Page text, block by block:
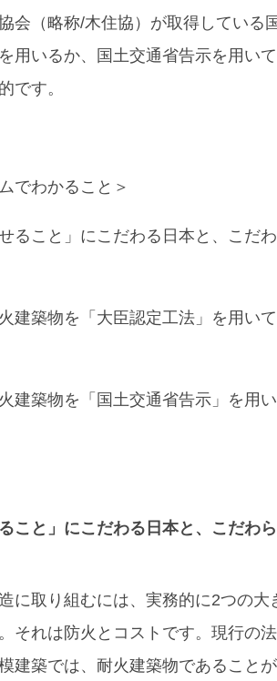
会（略称/木住協）が取得している
用いるか、国土交通省告示を用い
です。
でわかること＞
ること」にこだわる日本と、こだ
建築物を「大臣認定工法」を用い
建築物を「国土交通省告示」を用
ること」にこだわる日本と、こだわ
に取り組むには、実務的に2つの大
それは防火とコストです。現行の
建築では、耐火建築物であること